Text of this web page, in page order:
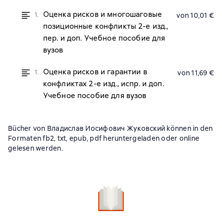
1.
Оценка рисков и многошаговые
позиционные конфликты 2-е изд.,
пер. и доп. Учебное пособие для
вузов
von 10,01 €
1.
Оценка рисков и гарантии в
конфликтах 2-е изд., испр. и доп.
Учебное пособие для вузов
von 11,69 €
Bücher von Владислав Иосифович Жуковский können in den
Formaten fb2, txt, epub, pdf heruntergeladen oder online
gelesen werden.